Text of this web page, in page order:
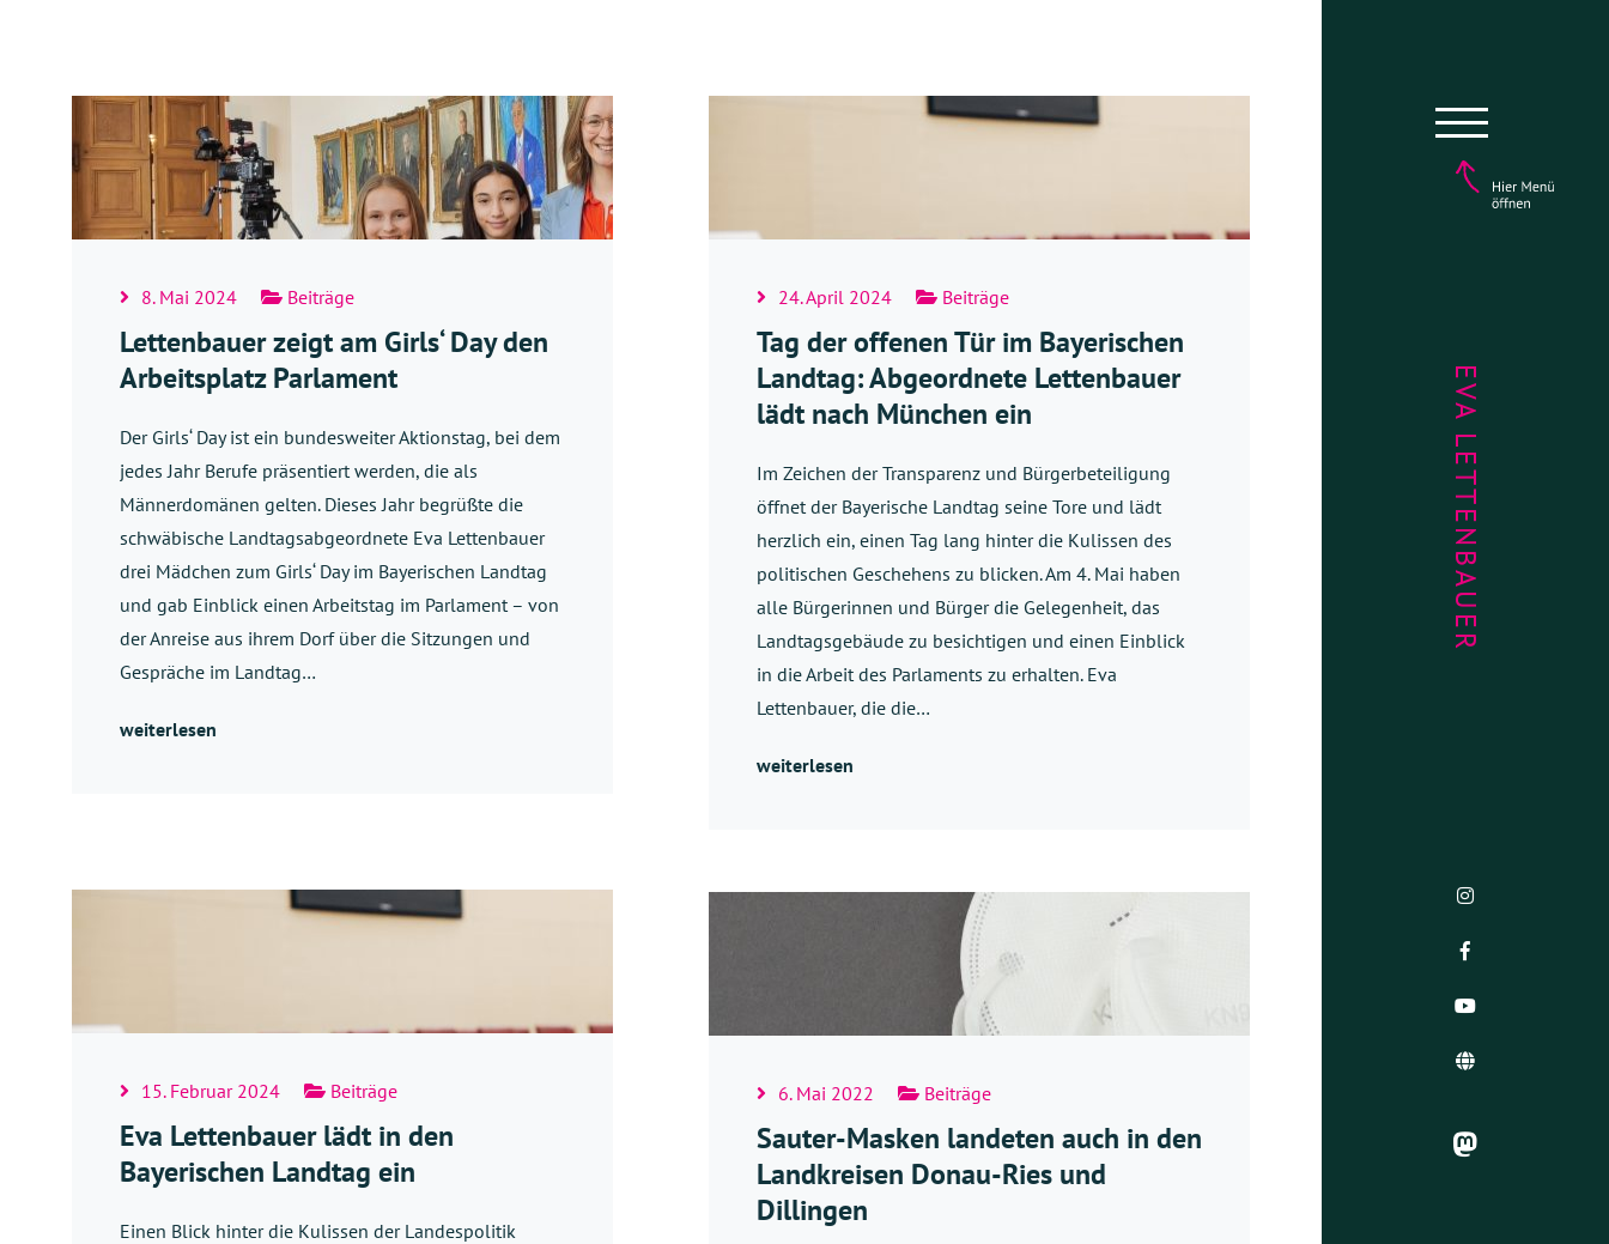
EVA LETTENBAUER
8. Mai 2024 Beiträge
Lettenbauer zeigt am Girls‘ Day den
Arbeitsplatz Parlament
Der Girls‘ Day ist ein bundesweiter Aktionstag, bei dem
jedes Jahr Berufe präsentiert werden, die als
Männerdomänen gelten. Dieses Jahr begrüßte die
schwäbische Landtagsabgeordnete Eva Lettenbauer
drei Mädchen zum Girls‘ Day im Bayerischen Landtag
und gab Einblick einen Arbeitstag im Parlament – von
der Anreise aus ihrem Dorf über die Sitzungen und
Gespräche im Landtag…
weiterlesen
24. April 2024 Beiträge
Tag der offenen Tür im Bayerischen
Landtag: Abgeordnete Lettenbauer
lädt nach München ein
Im Zeichen der Transparenz und Bürgerbeteiligung
öffnet der Bayerische Landtag seine Tore und lädt
herzlich ein, einen Tag lang hinter die Kulissen des
politischen Geschehens zu blicken. Am 4. Mai haben
alle Bürgerinnen und Bürger die Gelegenheit, das
Landtagsgebäude zu besichtigen und einen Einblick
in die Arbeit des Parlaments zu erhalten. Eva
Lettenbauer, die die…
weiterlesen
15. Februar 2024 Beiträge
Eva Lettenbauer lädt in den
Bayerischen Landtag ein
Einen Blick hinter die Kulissen der Landespolitik
6. Mai 2022 Beiträge
Sauter-Masken landeten auch in den
Landkreisen Donau-Ries und
Dillingen